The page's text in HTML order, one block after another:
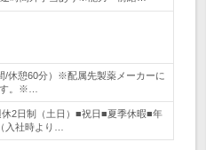
/休憩60分）※配属先製薬メーカーに
す。※…
2日制（土日）■祝日■夏季休暇■年
入社時より…